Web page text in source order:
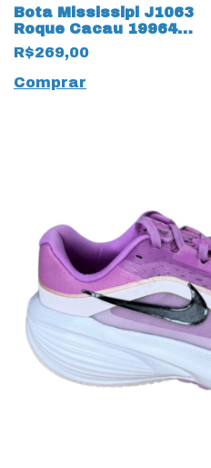
Bota Mississipi J1063
Roque Cacau 19964
Café
R$269,00
Comprar